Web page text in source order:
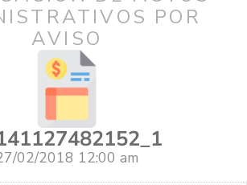
POR
AVISO
02/2018 12:00 am